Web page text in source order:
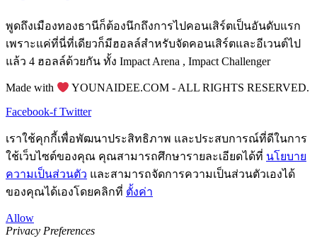
พูดถึงเมืองทองธานีก็ต้องนึกถึงการไปคอนเสิร์ตเป็นอันดับแรก
เพราะแค่ที่นี่ที่เดียวก็มีฮอลล์สำหรับจัดคอนเสิร์ตและอีเวนต์ไป
แล้ว 4 ฮอลล์ด้วยกัน ทั้ง Impact Arena , Impact Challenger
Made with
YOUNAIDEE.COM - ALL RIGHTS RESERVED.
Facebook-f Twitter
เราใช้คุกกี้เพื่อพัฒนาประสิทธิภาพ และประสบการณ์ที่ดีในการ
ใช้เว็บไซต์ของคุณ คุณสามารถศึกษารายละเอียดได้ที่ นโยบาย
ความเป็นส่วนตัว และสามารถจัดการความเป็นส่วนตัวเองได้
ของคุณได้เองโดยคลิกที่ ตั้งค่า
Allow
Privacy Preferences